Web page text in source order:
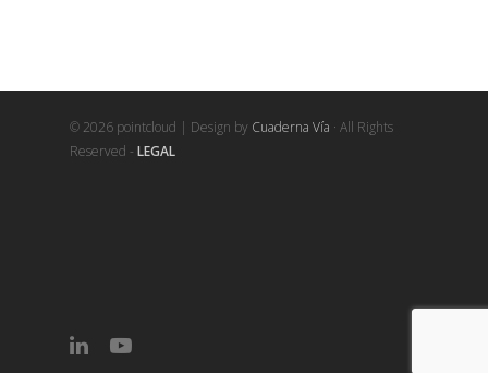
© 2026 pointcloud | Design by Cuaderna Vía · All Rights
Reserved - LEGAL